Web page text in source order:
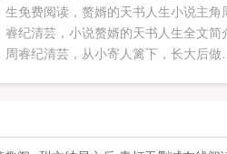
生免费阅读，赘婿的天书人生小说主角
睿纪清芸，小说赘婿的天书人生全文简
周睿纪清芸，从小寄人篱下，长大后做
是每个月八百块的破书店。这一切，直